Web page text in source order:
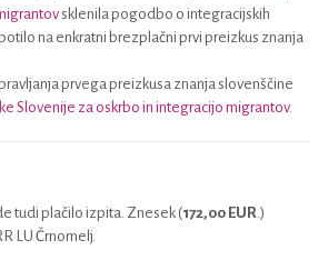
sklenila pogodbo o integracijskih
na enkratni brezplačni prvi preizkus znanja
prvega preizkusa znanja slovenščine
Slovenije za oskrbo in integracijo migrantov.
tudi plačilo izpita. Znesek (172,00 EUR .)
LU Črnomelj.